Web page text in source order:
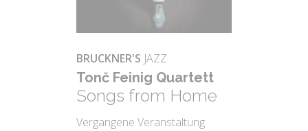
BRUCKNER'S JAZZ
Tonč Fei­nig Quar­tett
Songs from Home
Vergangene Veranstaltung